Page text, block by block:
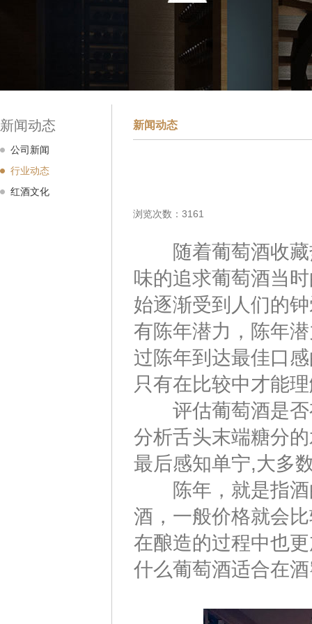
新闻动态
公司新闻
行业动态
红酒文化
新闻动态
浏览次数：3161
随着葡萄酒收藏
味的追求葡萄酒当
始逐渐受到人们的
有陈年潜力，陈年
过陈年到达最佳口
只有在比较中才能
评估葡萄酒是否
分析舌头末端糖分
最后感知单宁,大多
陈年，就是指酒
酒，一般价格就会
在酿造的过程中也
什么葡萄酒适合在